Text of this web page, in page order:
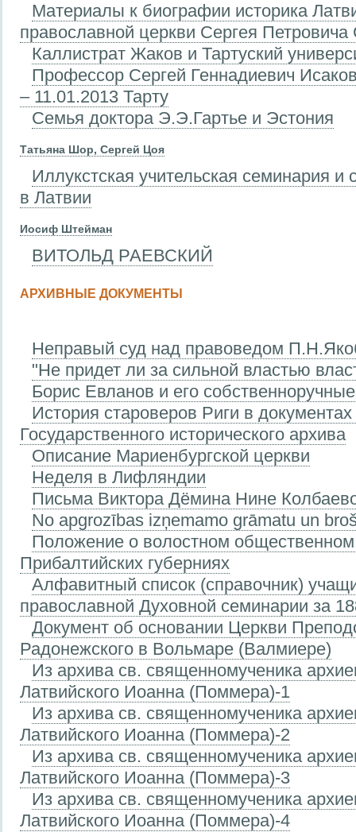
Материалы к биографии историка
православной церкви Сергея Петровича
Каллистрат Жаков и Тартуский
Профессор Сергей Геннадиевич
– 11.01.2013 Тарту
Семья доктора Э.Э.Гартье и Эстония
Татьяна Шор, Сергей Цоя
Иллукстская учительская семинария и
в Латвии
Иосиф Штейман
ВИТОЛЬД РАЕВСКИЙ
АРХИВНЫЕ ДОКУМЕНТЫ
Неправый суд над правоведом
"Не придет ли за сильной властью
Борис Евланов и его
История староверов Риги в документах
Государственного исторического архива
Описание Мариенбургской церкви
Неделя в Лифляндии
Письма Виктора Дёмина Нине
No apgrozības izņemamo grāmatu un
Положение о волостном
Прибалтийских губерниях
Алфавитный список (справочник)
православной Духовной семинарии за
Документ об основании Церкви
Радонежского в Вольмаре (Валмиере)
Из архива св. священномученика
Латвийского Иоанна (Поммера)-1
Из архива св. священномученика
Латвийского Иоанна (Поммера)-2
Из архива св. священномученика
Латвийского Иоанна (Поммера)-3
Из архива св. священномученика
Латвийского Иоанна (Поммера)-4